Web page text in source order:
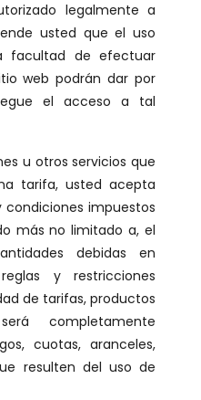
legalmente a
usted que el uso
facultad de efectuar
web podrán dar por
el acceso a tal
u otros servicios que
tarifa, usted acepta
condiciones impuestos
más no limitado a, el
debidas en
y restricciones
de tarifas, productos
completamente
cuotas, aranceles,
resulten del uso de